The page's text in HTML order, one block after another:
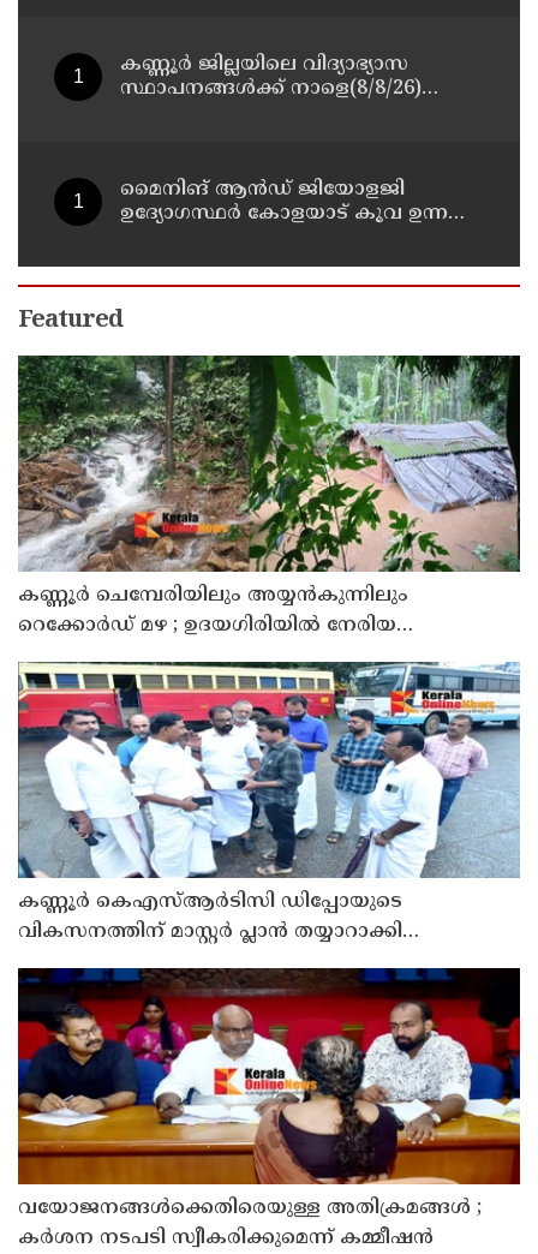
കണ്ണൂർ ജില്ലയിലെ വിദ്യാഭ്യാസ
സ്ഥാപനങ്ങള്‍ക്ക് നാളെ(8/8/26)
മൈനിങ് ആൻഡ്​ ജിയോളജി
ഉദ്യോഗസ്ഥർ കോളയാട് കൂവ ഉന്നതി
Featured
കണ്ണൂർ ചെമ്പേരിയിലും അയ്യൻകുന്നിലും
റെക്കോർഡ് മഴ ; ഉദയഗിരിയിൽ നേരിയ
ഉരുൾപൊട്ടൽ; 13 പേരെ ക്യാമ്പിലേക്ക് മാറ്റി
കണ്ണൂർ കെഎസ്ആർടിസി ഡിപ്പോയുടെ
വികസനത്തിന് മാസ്റ്റർ പ്ലാൻ തയ്യാറാക്കി
സമർപ്പിക്കും : ടി ഒ മോഹനൻ എം എൽ എ
വയോജനങ്ങൾക്കെതിരെയുള്ള അതിക്രമങ്ങൾ ;
കർശന നടപടി സ്വീകരിക്കുമെന്ന് കമ്മീഷൻ